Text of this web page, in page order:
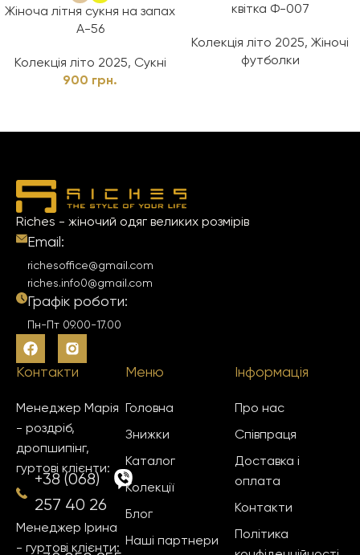
Жіноча літня сукня на запах
А-56
Колекція літо 2025, Сукні
900 грн.
квітка Ф-007
Колекція літо 2025, Жіночі
футболки
Riches - жіночий одяг великих розмірів
Email:
richesoffice@gmail.com
riches.info0@gmail.com
Графік роботи:
Пн-Пт 09.00-17.00
Меню
Головна
Знижки
Каталог
Колекції
Блог
Наші партнери
Інформація
Про нас
Співпраця
Доставка і
оплата
Контакти
Політика
Контакти
Менеджер Марія
- роздріб,
дропшипінг,
гуртові клієнти:
+38 (068)
257 40 26
Менеджер Ірина
- гуртові клієнти: